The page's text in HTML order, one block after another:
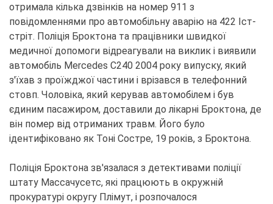
отримала кілька дзвінків на номер 911 з
повідомленнями про автомобільну аварію на 422 Іст-
стріт. Поліція Броктона та працівники швидкої
медичної допомоги відреагували на виклик і виявили
автомобіль Mercedes C240 2004 року випуску, який
з'їхав з проїжджої частини і врізався в телефонний
стовп. Чоловіка, який керував автомобілем і був
єдиним пасажиром, доставили до лікарні Броктона, де
він помер від отриманих травм. Його було
ідентифіковано як Тоні Состре, 19 років, з Броктона.
Поліція Броктона зв'язалася з детективами поліції
штату Массачусетс, які працюють в окружній
прокуратурі округу Плімут, і розпочалося